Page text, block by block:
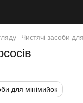
Чистячі засоби
для мінімийок